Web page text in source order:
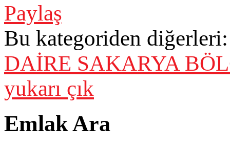
Paylaş
Bu kategoriden diğerleri:
DAİRE SAKARYA
yukarı çık
Emlak Ara